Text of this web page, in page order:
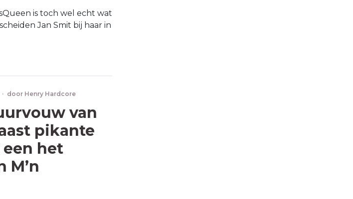
is toch wel echt wat
Jan Smit bij haar in
· door Henry Hardcore
van
pikante
het
M’n